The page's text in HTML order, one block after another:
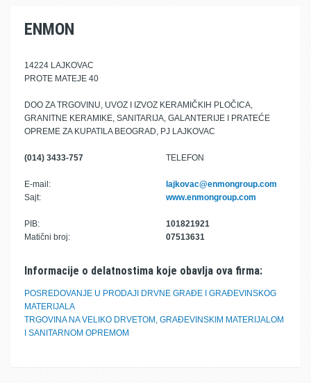
ENMON
14224 LAJKOVAC
PROTE MATEJE 40
DOO ZA TRGOVINU, UVOZ I IZVOZ KERAMIČKIH PLOČICA,
GRANITNE KERAMIKE, SANITARIJA, GALANTERIJE I PRATEĆE
OPREME ZA KUPATILA BEOGRAD, PJ LAJKOVAC
(014) 3433-757 TELEFON
E-mail:
lajkovac@enmongroup.com
Sajt:
www.enmongroup.com
PIB:
101821921
Matični broj:
07513631
Informacije o delatnostima koje obavlja ova firma:
POSREDOVANJE U PRODAJI DRVNE GRAĐE I GRAĐEVINSKOG
MATERIJALA
TRGOVINA NA VELIKO DRVETOM, GRAĐEVINSKIM MATERIJALOM
I SANITARNOM OPREMOM